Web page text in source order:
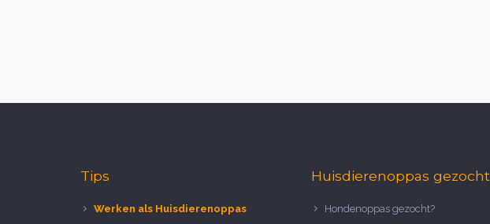
Tips
Werken als Huisdierenoppas
Huisdierenoppas gezocht
Hondenoppas gezocht?